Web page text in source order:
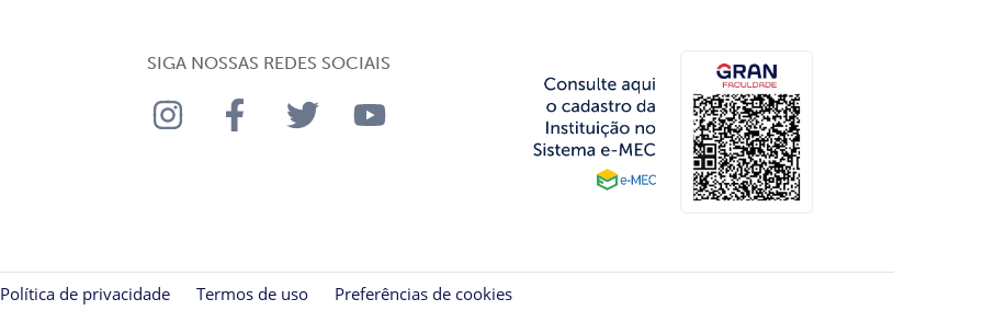
SIGA NOSSAS REDES SOCIAIS
Política de privacidade Termos de uso Preferências de cookies